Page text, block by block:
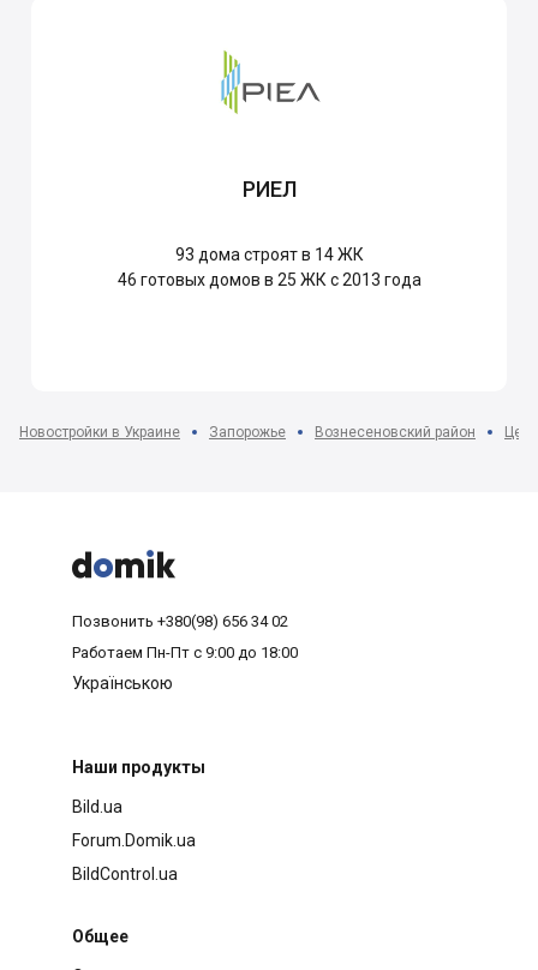
РИЕЛ
93 дома строят в 14 ЖК
46 готовых домов в 25 ЖК с 2013 года
Новостройки в Украине Запорожье Вознесеновский район



Позвонить +380(98) 656 34 02
Работаем Пн-Пт с 9:00 до 18:00
Українською
Наши продукты
Bild.ua
Forum.Domik.ua
BildControl.ua
Общее